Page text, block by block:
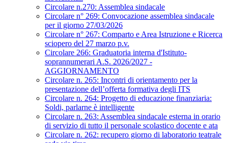
Circolare n.270: Assemblea sindacale
Circolare n° 269: Convocazione assemblea sindacale
per il giorno 27/03/2026
Circolare n° 267: Comparto e Area Istruzione e Ricerca
sciopero del 27 marzo p.v.
Circolare 266: Graduatoria interna d'Istituto-
soprannumerari A.S. 2026/2027 -
AGGIORNAMENTO
Circolare n. 265: Incontri di orientamento per la
presentazione dell’offerta formativa degli ITS
Circolare n. 264: Progetto di educazione finanziaria:
Soldi, parlarne è intelligente
Circolare n. 263: Assemblea sindacale esterna in orario
di servizio di tutto il personale scolastico docente e ata
Circolare n. 262: recupero giorno di laboratorio teatrale